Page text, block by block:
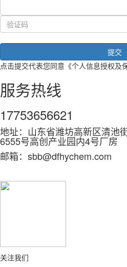
点击提交代表您同意 《个人信息授权及
服务热线
17753656621
地址：山东省潍坊高新区清池
6555号高创产业园内4号厂房
邮箱：sbb@dfhychem.com
关注我们